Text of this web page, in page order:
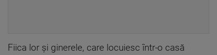
Fiica lor și ginerele, care locuiesc într-o casă